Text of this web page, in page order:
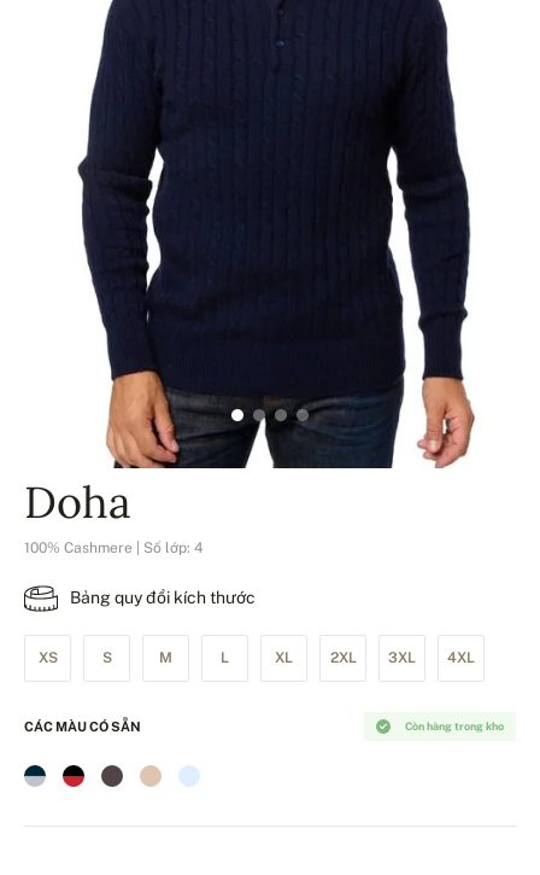
Doha
100% Cashmere | Số lớp: 4
Bảng quy đổi kích thước
XS S M L XL 2XL 3XL 4XL
Còn hàng trong kho
CÁC MÀU CÓ SẴN